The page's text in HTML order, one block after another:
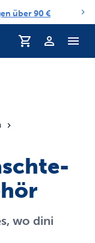
über 90 €
Profil
wo dini